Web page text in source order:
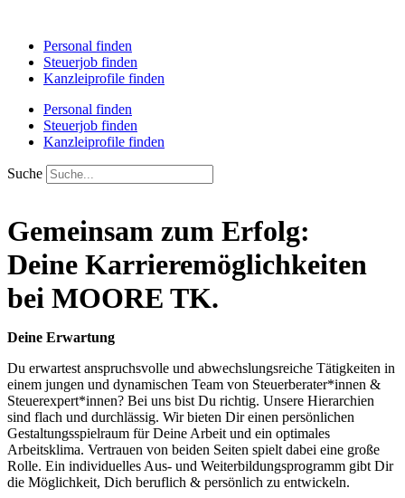
Personal finden
Steuerjob finden
Kanzleiprofile finden
Personal finden
Steuerjob finden
Kanzleiprofile finden
Suche
Gemeinsam zum Erfolg:
Deine Karrieremöglichkeiten
bei MOORE TK.
Deine Erwartung
Du erwartest anspruchsvolle und abwechslungsreiche Tätigkeiten in
einem jungen und dynamischen Team von Steuerberater*innen &
Steuerexpert*innen? Bei uns bist Du richtig. Unsere Hierarchien
sind flach und durchlässig. Wir bieten Dir einen persönlichen
Gestaltungsspielraum für Deine Arbeit und ein optimales
Arbeitsklima. Vertrauen von beiden Seiten spielt dabei eine große
Rolle. Ein individuelles Aus- und Weiterbildungsprogramm gibt Dir
die Möglichkeit, Dich beruflich & persönlich zu entwickeln.